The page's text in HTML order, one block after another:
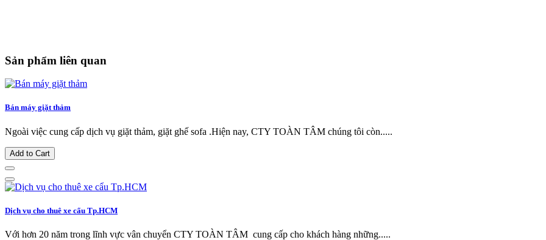
Sản phẩm liên quan
Bán máy giặt thảm
Ngoài việc cung cấp dịch vụ giặt thảm, giặt ghế sofa .Hiện nay, CTY TOÀN TÂM chúng tôi còn.....
Add to Cart
Dịch vụ cho thuê xe cẩu Tp.HCM
Với hơn 20 năm trong lĩnh vực vân chuyển CTY TOÀN TÂM cung cấp cho khách hàng những.....